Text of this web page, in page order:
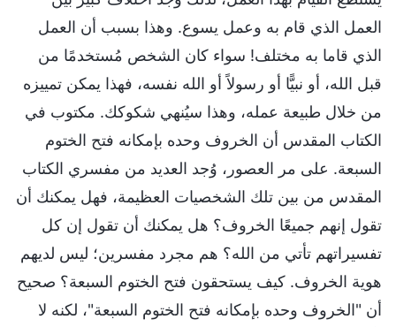
العمل الذي قام به وعمل يسوع. وهذا بسبب أن العمل
الذي قاما به مختلف! سواء كان الشخص مُستخدمًا من
قبل الله، أو نبيًّا أو رسولاً أو الله نفسه، فهذا يمكن تمييزه
من خلال طبيعة عمله، وهذا سيُنهي شكوكك. مكتوب في
الكتاب المقدس أن الخروف وحده بإمكانه فتح الختوم
السبعة. على مر العصور، وُجد العديد من مفسري الكتاب
المقدس من بين تلك الشخصيات العظيمة، فهل يمكنك أن
تقول إنهم جميعًا الخروف؟ هل يمكنك أن تقول إن كل
تفسيراتهم تأتي من الله؟ هم مجرد مفسرين؛ ليس لديهم
هوية الخروف. كيف يستحقون فتح الختوم السبعة؟ صحيح
أن "الخروف وحده بإمكانه فتح الختوم السبعة"، لكنه لا